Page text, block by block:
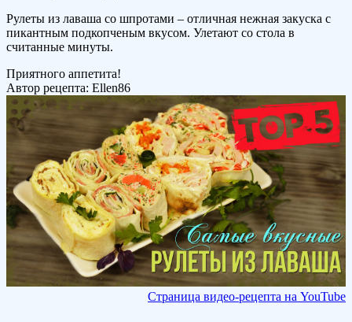
Рулеты из лаваша со шпротами – отличная нежная закуска с
пикантным подкопченым вкусом. Улетают со стола в
считанные минуты.
Приятного аппетита!
Автор рецепта: Ellen86
Страница видео-рецепта на YouTube